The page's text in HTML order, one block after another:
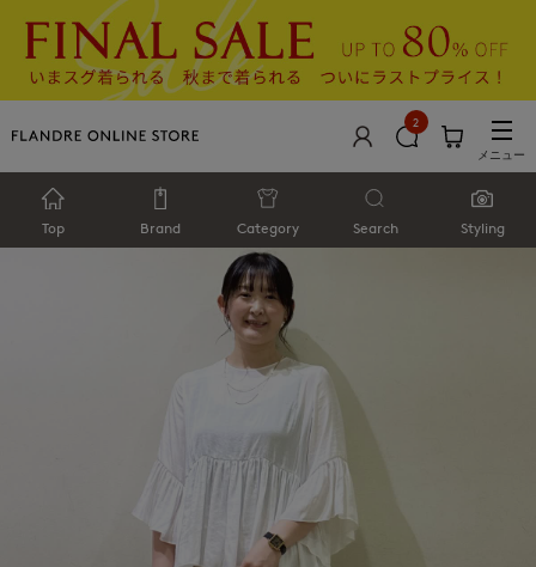
2
メニュー
Top Brand Category Search Styling